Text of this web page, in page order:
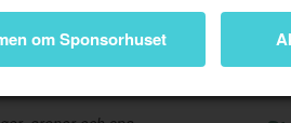
om Sponsorhuset